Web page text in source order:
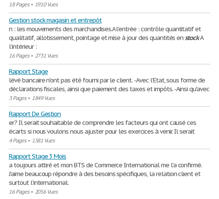
18 Pages• 1910 Vues
Gestion stock magasin et entrepôt
n : les mouvements des marchandises.A l’entrée : contrôle quantitatif et
qualitatif, allotissement, pointage et mise à jour des quantités enstockA
l’intérieur :
16 Pages• 2731 Vues
Rapport Stage
lévé bancaire n'ont pas été fourni par le client. -Avec l'Etat, sous forme de
déclarations fiscales, ainsi que paiement des taxes et impôts. -Ainsi qu'avec
3 Pages• 1849 Vues
Rapport De Gestion
er? Il serait souhaitable de comprendre les facteurs qui ont causé ces
écarts si nous voulons nous ajuster pour les exercices à venir. Il serait
4 Pages• 1581 Vues
Rapport Stage 3 Mois
a toujours attiré et mon BTS de Commerce International me l’a confirmé.
J’aime beaucoup répondre à des besoins spécifiques, la relation client et
surtout l’international.
16 Pages• 2056 Vues